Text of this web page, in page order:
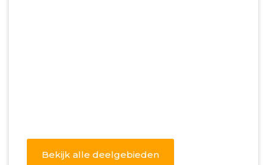
Bekijk alle deelgebieden